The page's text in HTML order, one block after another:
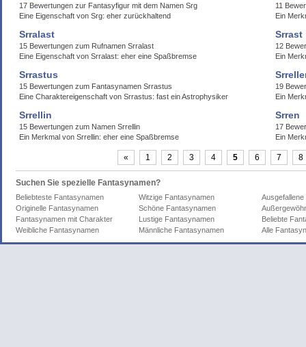
17 Bewertungen zur Fantasyfigur mit dem Namen Srg
Eine Eigenschaft von Srg: eher zurückhaltend
11
Ein
Srralast
15 Bewertungen zum Rufnamen Srralast
Eine Eigenschaft von Srralast: eher eine Spaßbremse
Srrast
12
Ein
Srrastus
15 Bewertungen zum Fantasynamen Srrastus
Eine Charaktereigenschaft von Srrastus: fast ein Astrophysiker
19
Ein
Srrellin
15 Bewertungen zum Namen Srrellin
Ein Merkmal von Srrellin: eher eine Spaßbremse
Srren
17
Ein
« 1 2 3 4 5 6 7 8
Suchen Sie spezielle Fantasynamen?
Beliebteste Fantasynamen Witzige Fantasynamen
Originelle Fantasynamen
Schöne Fantasynamen
Fantasynamen mit Charakter
Lustige Fantasynamen
Beliebte
Weibliche Fantasynamen
Männliche Fantasynamen Alle